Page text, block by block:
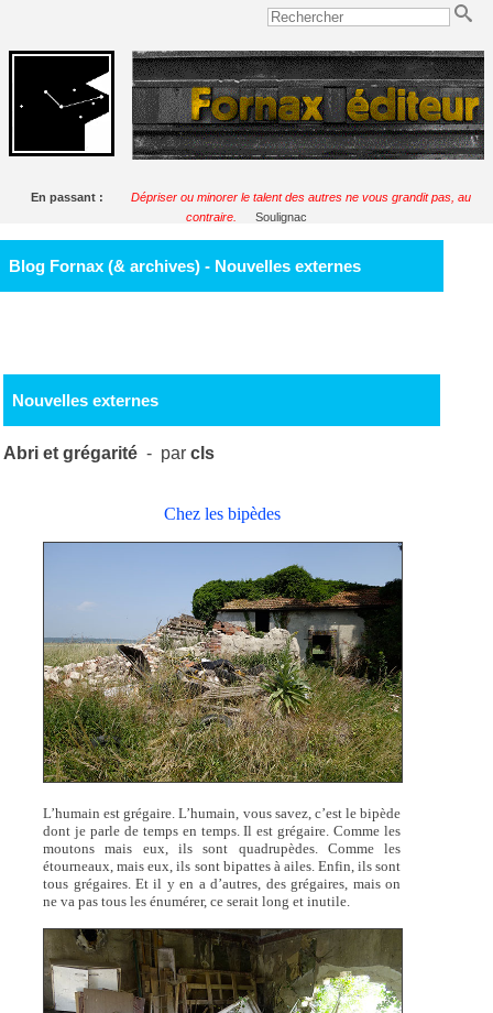
En passant :
Dépriser ou minorer le talent des autres ne vous grandit pas, au
contraire.
Soulignac
Blog Fornax (& archives) - Nouvelles externes
Nouvelles externes
Abri et grégarité - parcls
Chez les bipèdes
L’humain est grégaire. L’humain, vous savez, c’est le bipède
dont je parle de temps en temps. Il est grégaire. Comme les
moutons mais eux, ils sont quadrupèdes. Comme les
étourneaux, mais eux, ils sont bipattes à ailes. Enfin, ils sont
tous grégaires. Et il y en a d’autres, des grégaires, mais on
ne va pas tous les énumérer, ce serait long et inutile.